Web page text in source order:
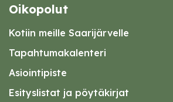
Oikopolut
Kotiin meille Saarijärvelle
Tapahtumakalenteri
Asiointipiste
Esityslistat ja pöytäkirjat